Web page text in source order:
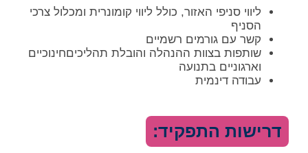
ליווי סניפי האזור, כולל ליווי קומונרית ומכלול צרכי
הסניף
קשר עם גורמים רשמיים
שותפות בצוות ההנהלה והובלת תהליכיםחינוכיים
וארגוניים בתנועה
עבודה דינמית
דרישות התפקיד: